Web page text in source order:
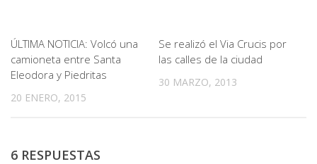
ÚLTIMA NOTICIA: Volcó una
camioneta entre Santa
Eleodora y Piedritas
20 ENERO, 2015
Se realizó el Via Crucis por
las calles de la ciudad
30 MARZO, 2013
6 RESPUESTAS